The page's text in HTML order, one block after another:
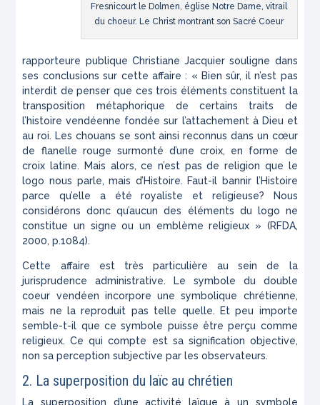
Fresnicourt le Dolmen, église Notre Dame, vitrail
du choeur. Le Christ montrant son Sacré Coeur
rapporteure publique Christiane Jacquier souligne dans
ses conclusions sur cette affaire : « Bien sûr, il n’est pas
interdit de penser que ces trois éléments constituent la
transposition métaphorique de certains traits de
l’histoire vendéenne fondée sur l’attachement à Dieu et
au roi. Les chouans se sont ainsi reconnus dans un cœur
de flanelle rouge surmonté d’une croix, en forme de
croix latine. Mais alors, ce n’est pas de religion que le
logo nous parle, mais d’Histoire. Faut-il bannir l’Histoire
parce qu’elle a été royaliste et religieuse? Nous
considérons donc qu’aucun des éléments du logo ne
constitue un signe ou un emblème religieux » (RFDA,
2000, p.1084).
Cette affaire est très particulière au sein de la
jurisprudence administrative. Le symbole du double
coeur vendéen incorpore une symbolique chrétienne,
mais ne la reproduit pas telle quelle. Et peu importe
semble-t-il que ce symbole puisse êtreperçu comme
religieux. Ce qui compte est sa signification objective,
non sa perceptionsubjective par les observateurs.
2. La superposition du laïc au chrétien
La superposition d’une activité laïque à un symbole